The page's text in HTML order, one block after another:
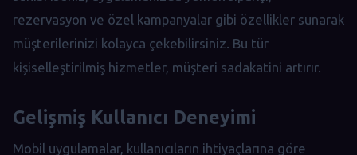
rezervasyon ve özel kampanyalar gibi özellikler sunarak
müşterilerinizi kolayca çekebilirsiniz. Bu tür
kişiselleştirilmiş hizmetler, müşteri sadakatini artırır.
Gelişmiş Kullanıcı Deneyimi
Mobil uygulamalar, kullanıcıların ihtiyaçlarına göre